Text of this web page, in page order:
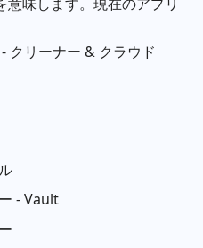
クリーナー & クラウド
- Vault